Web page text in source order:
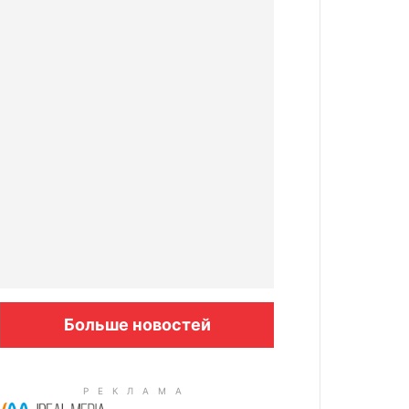
Больше новостей